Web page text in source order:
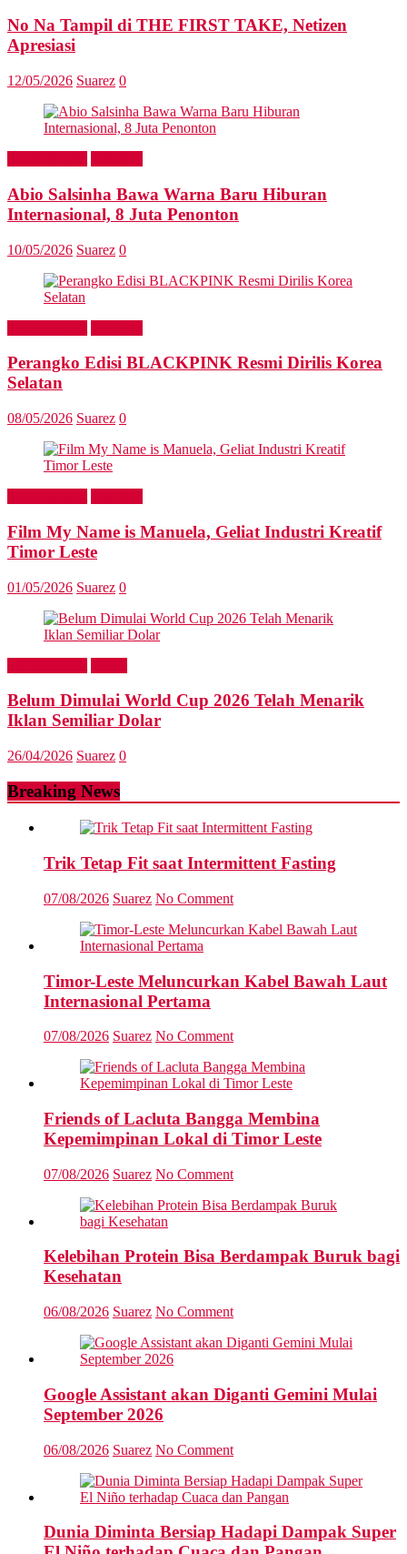
No Na Tampil di THE FIRST TAKE, Netizen
Apresiasi
12/05/2026 Suarez 0
Abio Salsinha Bawa Warna Baru Hiburan
Internasional, 8 Juta Penonton
10/05/2026 Suarez 0
Perangko Edisi BLACKPINK Resmi Dirilis Korea
Selatan
08/05/2026 Suarez 0
Film My Name is Manuela, Geliat Industri Kreatif
Timor Leste
01/05/2026 Suarez 0
Belum Dimulai World Cup 2026 Telah Menarik
Iklan Semiliar Dolar
26/04/2026 Suarez 0
Breaking News
Trik Tetap Fit saat Intermittent Fasting
07/08/2026 Suarez No Comment
Timor-Leste Meluncurkan Kabel Bawah Laut
Internasional Pertama
07/08/2026 Suarez No Comment
Friends of Lacluta Bangga Membina
Kepemimpinan Lokal di Timor Leste
07/08/2026 Suarez No Comment
Kelebihan Protein Bisa Berdampak Buruk bagi
Kesehatan
06/08/2026 Suarez No Comment
Google Assistant akan Diganti Gemini Mulai
September 2026
06/08/2026 Suarez No Comment
Dunia Diminta Bersiap Hadapi Dampak Super